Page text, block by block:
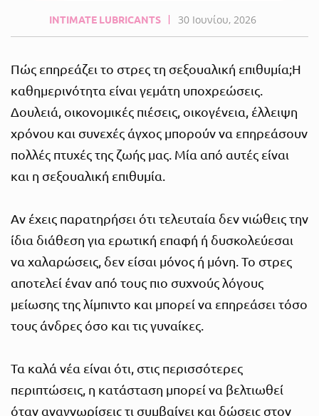
INTIMATE LUBRICANTS 30 Ιουνίου, 2026
Πώς επηρεάζει το στρες τη σεξουαλική επιθυμία;Η
καθημερινότητα είναι γεμάτη υποχρεώσεις.
Δουλειά, οικονομικές πιέσεις, οικογένεια, έλλειψη
χρόνου και συνεχές άγχος μπορούν να επηρεάσουν
πολλές πτυχές της ζωής μας. Μία από αυτές είναι
και η σεξουαλική επιθυμία.
Αν έχεις παρατηρήσει ότι τελευταία δεν νιώθεις την
ίδια διάθεση για ερωτική επαφή ή δυσκολεύεσαι
να χαλαρώσεις, δεν είσαι μόνος ή μόνη. Το στρες
αποτελεί έναν από τους πιο συχνούς λόγους
μείωσης της λίμπιντο και μπορεί να επηρεάσει τόσο
τους άνδρες όσο και τις γυναίκες.
Τα καλά νέα είναι ότι, στις περισσότερες
περιπτώσεις, η κατάσταση μπορεί να βελτιωθεί
όταν αναγνωρίσεις τι συμβαίνει και δώσεις στον